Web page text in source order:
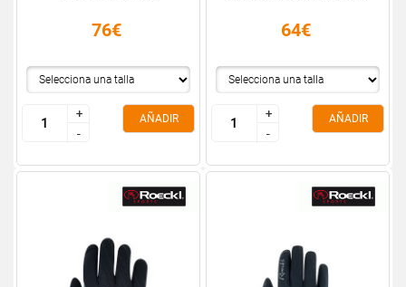
76€
+
-
+
-
AÑADIR
64€
+
-
+
-
AÑADIR